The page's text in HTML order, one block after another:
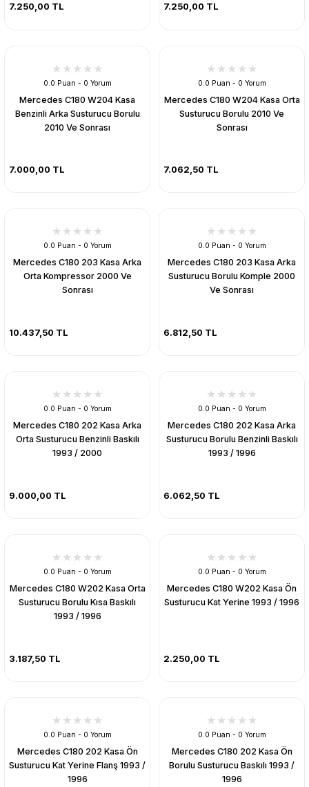
7.250,00 TL 7.250,00 TL
0.0 Puan - 0 Yorum
Mercedes C180 W204 Kasa
Benzinli Arka Susturucu Borulu
2010 Ve Sonrası
7.000,00 TL
0.0 Puan - 0 Yorum
Mercedes C180 W204 Kasa Orta
Susturucu Borulu 2010 Ve
Sonrası
7.062,50 TL
0.0 Puan - 0 Yorum
Mercedes C180 203 Kasa Arka
Orta Kompressor 2000 Ve
Sonrası
10.437,50 TL
0.0 Puan - 0 Yorum
Mercedes C180 203 Kasa Arka
Susturucu Borulu Komple 2000
Ve Sonrası
6.812,50 TL
0.0 Puan - 0 Yorum
Mercedes C180 202 Kasa Arka
Orta Susturucu Benzinli Baskılı
1993 / 2000
9.000,00 TL
0.0 Puan - 0 Yorum
Mercedes C180 202 Kasa Arka
Susturucu Borulu Benzinli Baskılı
1993 / 1996
6.062,50 TL
0.0 Puan - 0 Yorum
Mercedes C180 W202 Kasa Orta
Susturucu Borulu Kısa Baskılı
1993 / 1996
3.187,50 TL
0.0 Puan - 0 Yorum
Mercedes C180 W202 Kasa Ön
Susturucu Kat Yerine 1993 / 1996
2.250,00 TL
0.0 Puan - 0 Yorum
Mercedes C180 202 Kasa Ön
Susturucu Kat Yerine Flanş 1993 /
1996
0.0 Puan - 0 Yorum
Mercedes C180 202 Kasa Ön
Borulu Susturucu Baskılı 1993 /
1996